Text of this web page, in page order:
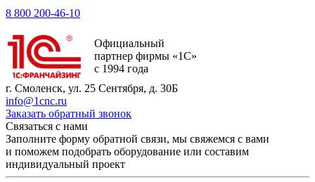
8 800 200-46-10
Официальный
партнер фирмы «1С»
с 1994 года
г. Смоленск, ул. 25 Сентября, д. 30Б
info@1cnc.ru
Заказать обратный звонок
Связаться с нами
Заполните форму обратной связи, мы свяжемся с вами
и поможем подобрать оборудование или составим
индивидуальный проект